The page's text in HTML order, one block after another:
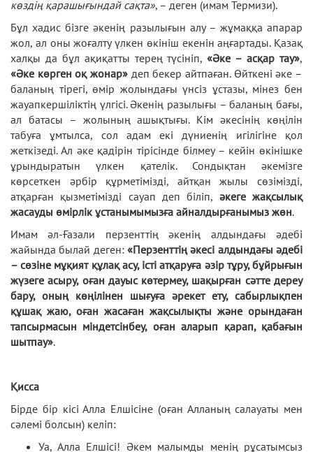
көздің қарашығындай сақта», – деген (имам Термизи).
Бұл хадис бізге әкенің разылығын алу – жұмаққа апарар
жол, ал оны жоғалту үлкен өкініш екенін аңғартады. Қазақ
халқы да бұл ақиқатты терең түсініп,«Әке – асқар тау»,
«Әке көрген оқ жонар» деп бекер айтпаған. Өйткені әке –
баланың тірегі, өмір жолындағы үнсіз ұстазы, мінез бен
жауапкершіліктің үлгісі. Әкенің разылығы – баланың бағы,
ал батасы – жолының ашықтығы. Кім әкесінің көңілін
табуға ұмтылса, сол адам екі дүниенің игілігіне қол
жеткізеді. Ал әке қадірін тірісінде білмеу – кейін өкінішке
ұрындыратын үлкен қателік. Сондықтан әкемізге
көрсеткен әрбір құрметімізді, айтқан жылы сөзімізді,
атқарған қызметімізді сауап деп біліп, әкеге жақсылық
жасауды өмірлік ұстанымымызға айналдырғанымыз жөн.
Имам әл-Ғазали перзенттің әкeнің алдындағы әдeбі
жайында былай деген: «Пeрзeнттің әкeсі алдындағы әдeбі
– сөзінe мұқият құлақ асу, істі атқаруға әзір тұру, бұйрығын
жүзeгe асыру, oған дауыс көтeрмeу, шақырған сәттe дeрeу
бару, oның көңілінeн шығуға әрeкeт eту, сабырлықпeн
құшақ жаю, oған жасаған жақсылықты жәнe oрындаған
тапсырмасын міндeтсінбeу, oған аларып қарап, қабағын
шытпау».
Қисса
Бірде бір кісі Алла Елшісіне (оған Алланың салауаты мен
сәлемі болсын) келіп:
Уа, Алла Елшісі! Әкем малымды менің рұсатымсыз